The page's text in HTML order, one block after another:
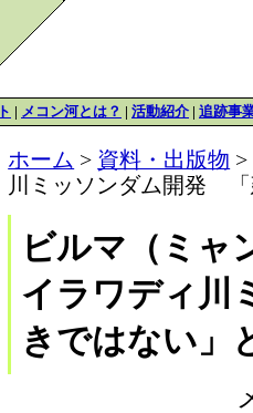
| メコン河とは？ | 活動紹介 | 追跡事
ホーム > 資料・出版物 >
川ミッソンダム開発 「
ビルマ（ミャ
イラワディ川
きではない」